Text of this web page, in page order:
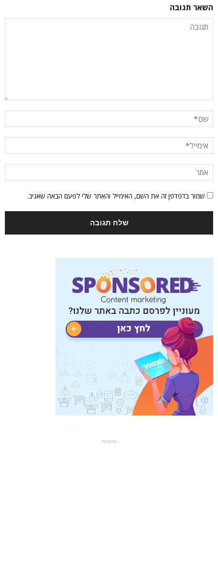
השאר תגובה
שמור בדפדפן זה את השם, האימייל והאתר שלי לפעם הבאה שאגיב.
- פרסומת -